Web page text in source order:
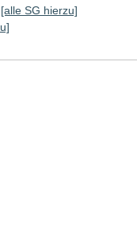
[alle SG hierzu]